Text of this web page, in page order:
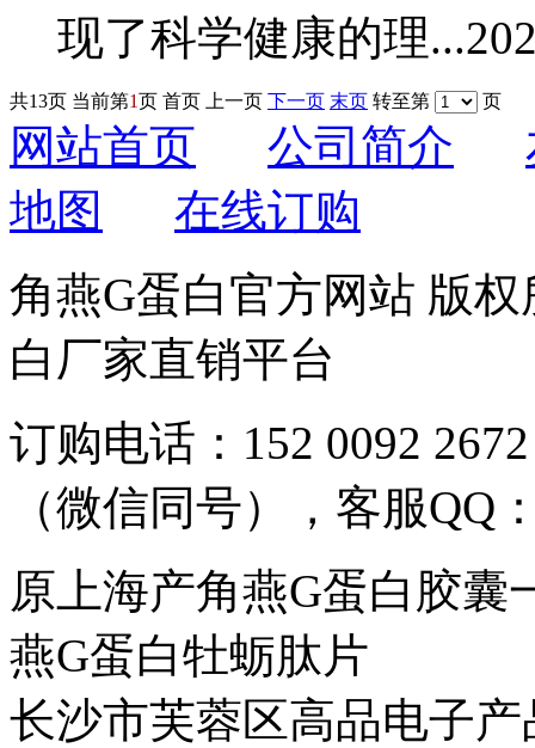
现了科学健康的理...
共13页 当前第1页 首页 上一页 下一页 末页 转至第 页
网站首页 公司简介
地图
在线订购
角燕G蛋白官方网站 版
白厂家直销平台
订购电话：152 0092
（微信同号），客服QQ
原上海产角燕G蛋白胶囊
燕G蛋白牡蛎肽片
长沙市芙蓉区高品电子